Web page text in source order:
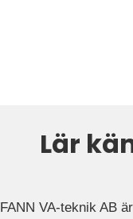
Lär
FANN VA-teknik AB